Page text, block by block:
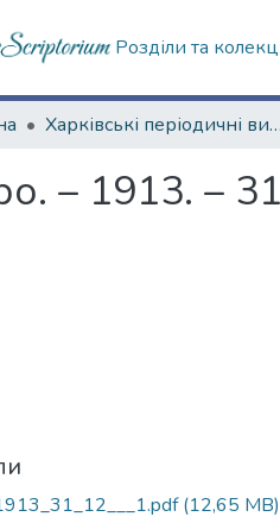
Розділи та
Харківські періодичні видання
– 1913. –
(12,65 MB)